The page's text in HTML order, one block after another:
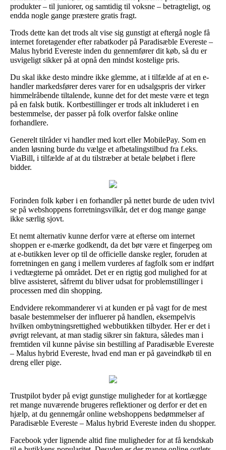
produkter – til juniorer, og samtidig til voksne – betragteligt, og
endda nogle gange præstere gratis fragt.
Trods dette kan det trods alt vise sig gunstigt at eftergå nogle få
internet foretagender efter rabatkoder på Paradisæble Evereste –
Malus hybrid Evereste inden du gennemfører dit køb, så du er
usvigeligt sikker på at opnå den mindst kostelige pris.
Du skal ikke desto mindre ikke glemme, at i tilfælde af at en e-
handler markedsfører deres varer for en udsalgspris der virker
himmelråbende tiltalende, kunne det for det meste være et tegn
på en falsk butik. Kortbestillinger er trods alt inkluderet i en
bestemmelse, der passer på folk overfor falske online
forhandlere.
Generelt tilråder vi handler med kort eller MobilePay. Som en
anden løsning burde du vælge et afbetalingstilbud fra f.eks.
ViaBill, i tilfælde af at du tilstræber at betale beløbet i flere
bidder.
Forinden folk køber i en forhandler på nettet burde de uden tvivl
se på webshoppens forretningsvilkår, det er dog mange gange
ikke særlig sjovt.
Et nemt alternativ kunne derfor være at efterse om internet
shoppen er e-mærke godkendt, da det bør være et fingerpeg om
at e-butikken lever op til de officielle danske regler, foruden at
forretningen en gang i mellem vurderes af fagfolk som er indført
i vedtægterne på området. Det er en rigtig god mulighed for at
blive assisteret, såfremt du bliver udsat for problemstillinger i
processen med din shopping.
Endvidere rekommanderer vi at kunden er på vagt for de mest
basale bestemmelser der influerer på handlen, eksempelvis
hvilken ombytningsrettighed webbutikken tilbyder. Her er det i
øvrigt relevant, at man stadig sikrer sin faktura, således man i
fremtiden vil kunne påvise sin bestilling af Paradisæble Evereste
– Malus hybrid Evereste, hvad end man er på gaveindkøb til en
dreng eller pige.
Trustpilot byder på evigt gunstige muligheder for at kortlægge
ret mange nuværende brugeres reflektioner og derfor er det en
hjælp, at du gennemgår online webshoppens bedømmelser af
Paradisæble Evereste – Malus hybrid Evereste inden du shopper.
Facebook yder lignende altid fine muligheder for at få kendskab